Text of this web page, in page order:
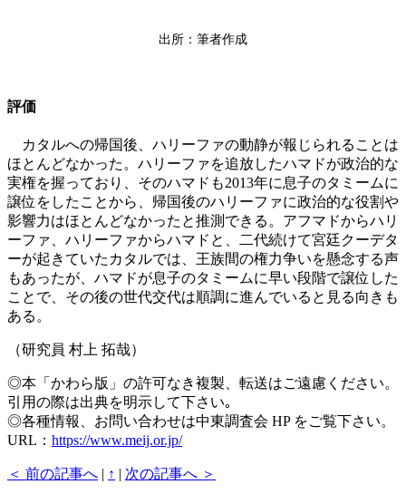
出所：筆者作成
評価
カタルへの帰国後、ハリーファの動静が報じられることは
ほとんどなかった。ハリーファを追放したハマドが政治的な
実権を握っており、そのハマドも2013年に息子のタミームに
譲位をしたことから、帰国後のハリーファに政治的な役割や
影響力はほとんどなかったと推測できる。アフマドからハリ
ーファ、ハリーファからハマドと、二代続けて宮廷クーデタ
ーが起きていたカタルでは、王族間の権力争いを懸念する声
もあったが、ハマドが息子のタミームに早い段階で譲位した
ことで、その後の世代交代は順調に進んでいると見る向きも
ある。
（研究員 村上 拓哉）
◎本「かわら版」の許可なき複製、転送はご遠慮ください。
引用の際は出典を明示して下さい｡
◎各種情報、お問い合わせは中東調査会 HP をご覧下さい。
URL： https://www.meij.or.jp/
＜ 前の記事へ | ↑ | 次の記事へ ＞